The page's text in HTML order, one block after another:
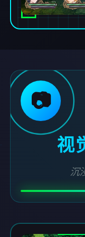
📷
视
沉